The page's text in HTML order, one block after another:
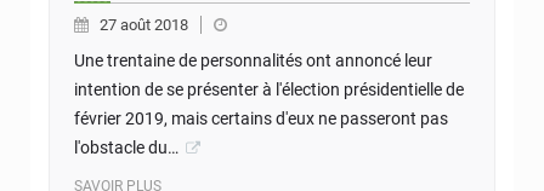
27 août 2018
Une trentaine de personnalités ont annoncé leur
intention de se présenter à l'élection présidentielle de
février 2019, mais certains d'eux ne passeront pas
l'obstacle du…
SAVOIR PLUS